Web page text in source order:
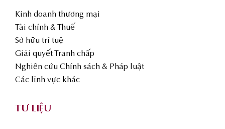
Kinh doanh thương mại
Tài chính & Thuế
Sở hữu trí tuệ
Giải quyết Tranh chấp
Nghiên cứu Chính sách & Pháp luật
Các lĩnh vực khác
TƯ LIỆU